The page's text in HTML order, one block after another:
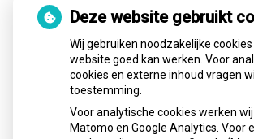
Tel:040-3400149
E-mail: info@cvteindhoven.nl
Openingstijden
Maandag: 08.00 -
Deze website gebruikt
Wij gebruiken noodzakelijke
website goed kan werken. Voor
cookies en externe inhoud vragen
toestemming.
Voor analytische cookies werken
Matomo en Google Analytics. Voor